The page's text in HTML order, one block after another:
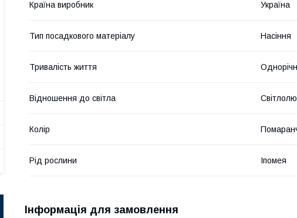
Країна виробник Україна
Тип посадкового матеріалу Насіння
Тривалість життя
Відношення до світла
Колір
Рід рослини Іпомея
Інформація для замовлення